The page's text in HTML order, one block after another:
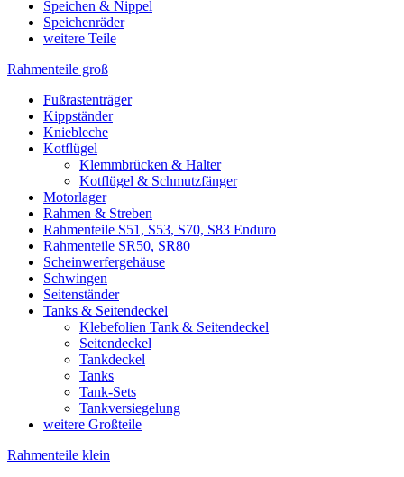
Speichen & Nippel
Speichenräder
weitere Teile
Rahmenteile groß
Fußrastenträger
Kippständer
Kniebleche
Kotflügel
Klemmbrücken & Halter
Kotflügel & Schmutzfänger
Motorlager
Rahmen & Streben
Rahmenteile S51, S53, S70, S83 Enduro
Rahmenteile SR50, SR80
Scheinwerfergehäuse
Schwingen
Seitenständer
Tanks & Seitendeckel
Klebefolien Tank & Seitendeckel
Seitendeckel
Tankdeckel
Tanks
Tank-Sets
Tankversiegelung
weitere Großteile
Rahmenteile klein